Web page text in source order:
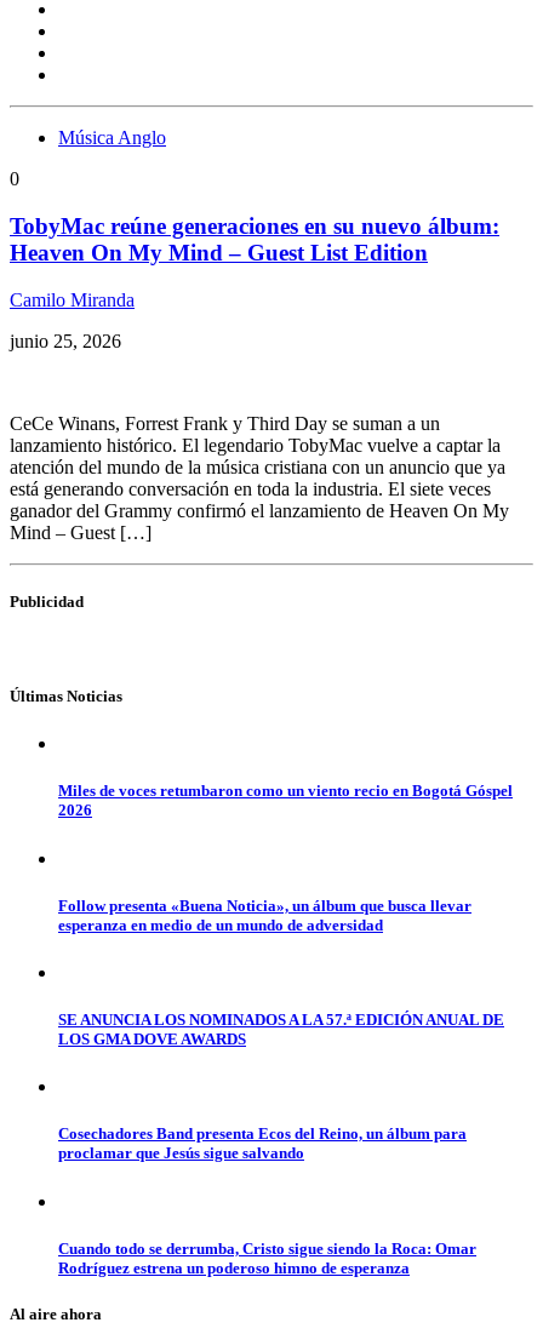
Música Anglo
0
TobyMac reúne generaciones en su nuevo álbum:
Heaven On My Mind – Guest List Edition
Camilo Miranda
junio 25, 2026
CeCe Winans, Forrest Frank y Third Day se suman a un
lanzamiento histórico. El legendario TobyMac vuelve a captar la
atención del mundo de la música cristiana con un anuncio que ya
está generando conversación en toda la industria. El siete veces
ganador del Grammy confirmó el lanzamiento de Heaven On My
Mind – Guest […]
Publicidad
Últimas Noticias
Miles de voces retumbaron como un viento recio en Bogotá Góspel
2026
Follow presenta «Buena Noticia», un álbum que busca llevar
esperanza en medio de un mundo de adversidad
SE ANUNCIA LOS NOMINADOS A LA 57.ª EDICIÓN ANUAL DE
LOS GMA DOVE AWARDS
Cosechadores Band presenta Ecos del Reino, un álbum para
proclamar que Jesús sigue salvando
Cuando todo se derrumba, Cristo sigue siendo la Roca: Omar
Rodríguez estrena un poderoso himno de esperanza
Al aire ahora